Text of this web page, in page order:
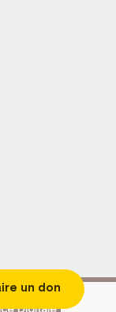
Digitale&
un don